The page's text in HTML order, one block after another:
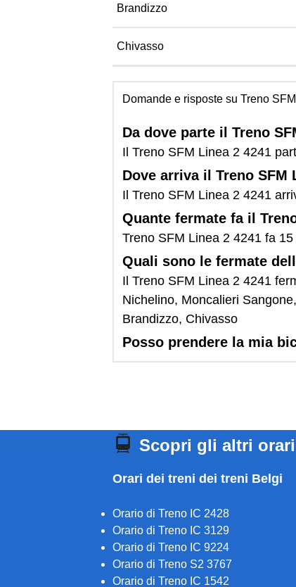
Brandizzo
Chivasso
Domande e risposte su Treno
Da dove parte il Treno
Il Treno SFM Linea 2 4241
Dove arriva il Treno SFM
Il Treno SFM Linea 2 4241
Quante fermate fa il
Treno SFM Linea 2 4241 fa
Quali sono le fermate
Il Treno SFM Linea 2 4241
Nichelino, Moncalieri
Brandizzo, Chivasso
Posso prendere la mia
Scopri gli altri
Orari dei treni dei treni Belgi
Orario di Treno IC 2428
Orario di Treno IC 3129
Orario di Treno IC 9224
Orario di Treno S2 3767
Orario di Treno IC 1542